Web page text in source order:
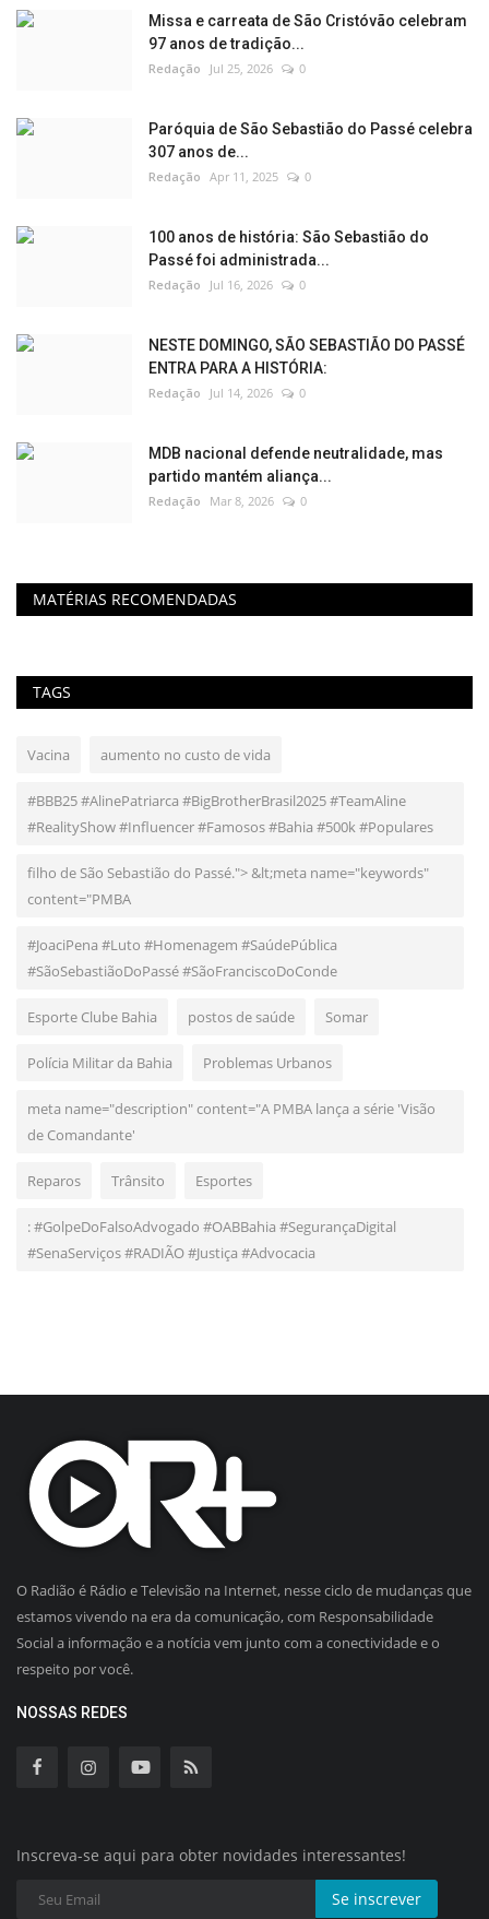
Missa e carreata de São Cristóvão celebram
97 anos de tradição...
Redação Jul 25, 2026 0
Paróquia de São Sebastião do Passé celebra
307 anos de...
Redação Apr 11, 2025 0
100 anos de história: São Sebastião do
Passé foi administrada...
Redação Jul 16, 2026 0
NESTE DOMINGO, SÃO SEBASTIÃO DO PASSÉ
ENTRA PARA A HISTÓRIA:
Redação Jul 14, 2026 0
MDB nacional defende neutralidade, mas
partido mantém aliança...
Redação Mar 8, 2026 0
MATÉRIAS RECOMENDADAS
TAGS
Vacina aumento no custo de vida
#BBB25 #AlinePatriarca #BigBrotherBrasil2025 #TeamAline
#RealityShow #Influencer #Famosos #Bahia #500k #Populares
filho de São Sebastião do Passé."> &lt;meta name="keywords"
content="PMBA
#JoaciPena #Luto #Homenagem #SaúdePública
#SãoSebastiãoDoPassé #SãoFranciscoDoConde
Esporte Clube Bahia postos de saúde Somar
Polícia Militar da Bahia Problemas Urbanos
meta name="description" content="A PMBA lança a série 'Visão
de Comandante'
Reparos Trânsito Esportes
: #GolpeDoFalsoAdvogado #OABBahia #SegurançaDigital
#SenaServiços #RADIÃO #Justiça #Advocacia
O Radião é Rádio e Televisão na Internet, nesse ciclo de mudanças que
estamos vivendo na era da comunicação, com Responsabilidade
Social a informação e a notícia vem junto com a conectividade e o
respeito por você.
NOSSAS REDES
Inscreva-se aqui para obter novidades interessantes!
Se inscrever